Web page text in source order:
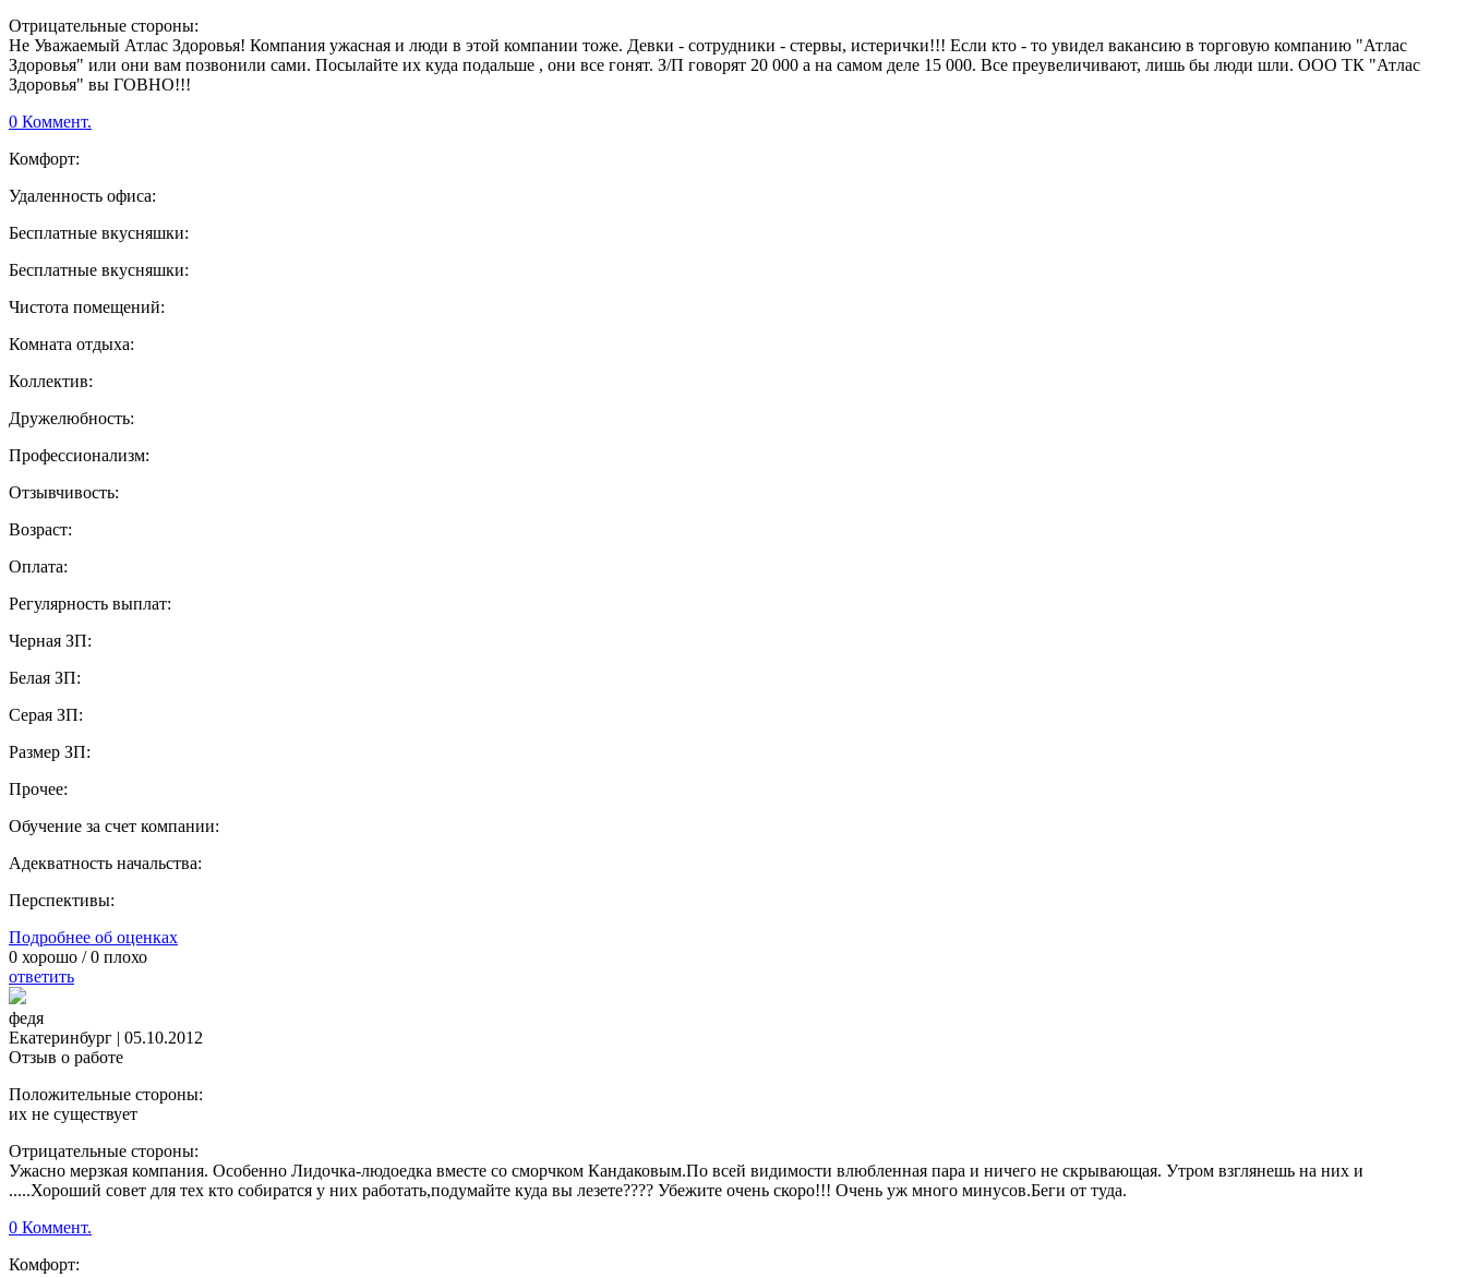
Отрицательные стороны:
Не Уважаемый Атлас Здоровья! Компания ужасная и люди в этой компании тоже. Девки - сотрудники - стервы, истерички!!! Если кто - то увидел вакансию в торговую компанию "Атлас
Здоровья" или они вам позвонили сами. Посылайте их куда подальше , они все гонят. З/П говорят 20 000 а на самом деле 15 000. Все преувеличивают, лишь бы люди шли. ООО ТК "Атлас
Здоровья" вы ГОВНО!!!
0 Коммент.
Комфорт:
Удаленность офиса:
Бесплатные вкусняшки:
Бесплатные вкусняшки:
Чистота помещений:
Комната отдыха:
Коллектив:
Дружелюбность:
Профессионализм:
Отзывчивость:
Возраст:
Оплата:
Регулярность выплат:
Черная ЗП:
Белая ЗП:
Серая ЗП:
Размер ЗП:
Прочее:
Обучение за счет компании:
Адекватность начальства:
Перспективы:
Подробнее об оценках
0 хорошо /0 плохо
ответить
федя
Екатеринбург | 05.10.2012
Отзыв о работе
Положительные стороны:
их не существует
Отрицательные стороны:
Ужасно мерзкая компания. Особенно Лидочка-людоедка вместе со сморчком Кандаковым.По всей видимости влюбленная пара и ничего не скрывающая. Утром взглянешь на них и
.....Хороший совет для тех кто собиратся у них работать,подумайте куда вы лезете???? Убежите очень скоро!!! Очень уж много минусов.Беги от туда.
0 Коммент.
Комфорт: